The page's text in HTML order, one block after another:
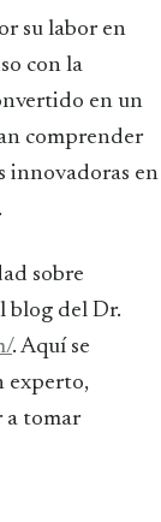
su labor en
con la
en un
comprender
innovadoras en
sobre
blog del Dr.
. Aquí se
experto,
a tomar